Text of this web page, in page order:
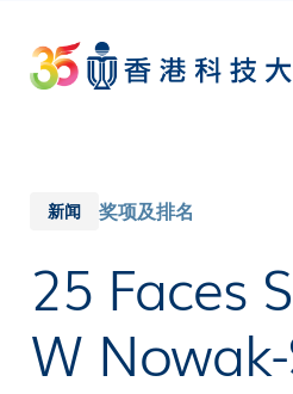
main
content
新闻 奖项及排名
25 Faces
W